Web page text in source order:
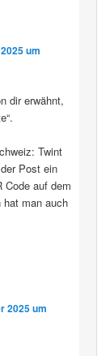
um
dir erwähnt,
Twint
Post ein
Code auf dem
hat man auch
2025 um